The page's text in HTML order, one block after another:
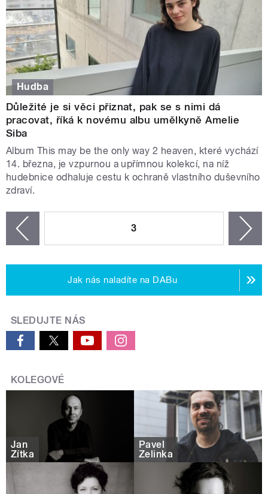
Hudba
Důležité je si věci přiznat, pak se s nimi dá
pracovat, říká k novému albu umělkyně Amelie
Siba
Album This may be the only way 2 heaven, které vychází
14. března, je vzpurnou a upřímnou kolekcí, na níž
hudebnice odhaluje cestu k ochraně vlastního duševního
zdraví.
3
Jak nás naladíte na DABu
SLEDUJTE NÁS
KOLEGOVÉ
Jan
Zítka
Pavel
Zelinka